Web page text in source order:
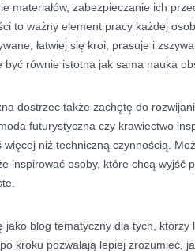
materiałów, zabezpieczanie ich
to ważny element pracy każdej
łatwiej się kroi, prasuje i
równie istotna jak sama nauka
dostrzec także zachętę do
futurystyczna czy krawiectwo
więcej niż techniczną czynnością.
inspirować osoby, które chcą wyjść
jako blog tematyczny dla tych, którzy
kroku pozwalają lepiej zrozumieć,